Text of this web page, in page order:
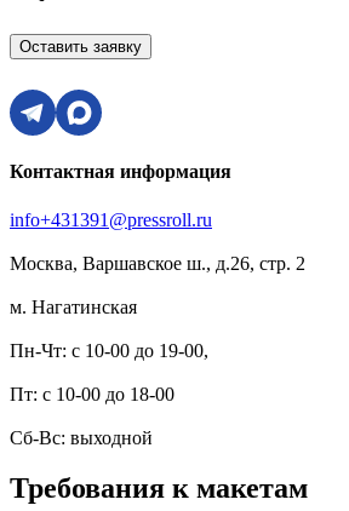
Оставить заявку
Контактная информация
info+431391@pressroll.ru
Москва, Варшавское ш., д.26, стр. 2
м. Нагатинская
Пн-Чт: с 10-00 до 19-00,
Пт: с 10-00 до 18-00
Сб-Вс: выходной
Требования к макетам